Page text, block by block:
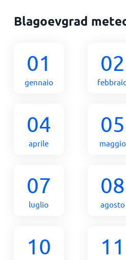
Blagoevgrad
01
gennaio
02
04
aprile
05
maggio
07
luglio
08
agosto
10 11